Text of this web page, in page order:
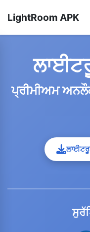
LightRoom APK
ਪ੍ਰੀਮੀਅਮ